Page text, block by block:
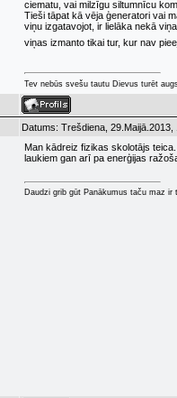
ciematu, vai milzīgu siltumnīcu
Tieši tāpat kā vēja ģeneratori vai
viņu izgatavojot, ir lielāka nekā
viņas izmanto tikai tur, kur nav
Tev nebūs svešu tautu Dievus turēt
Datums: Trešdiena,
Man kādreiz fizikas skolotājs
laukiem gan arī pa enerģijas
Daudzi grib gūt Panākumus taču maz